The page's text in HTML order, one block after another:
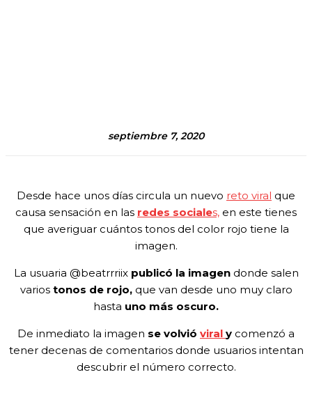
septiembre 7, 2020
Desde hace unos días circula un nuevo reto viral que
causa sensación en las redes sociales, en este tienes
que averiguar cuántos tonos del color rojo tiene la
imagen.
La usuaria @beatrrriix publicó la imagendonde salen
varios tonos de rojo,que van desde uno muy claro
hasta uno más oscuro.
De inmediato la imagen se volvió viral y comenzó a
tener decenas de comentarios donde usuarios intentan
descubrir el número correcto.